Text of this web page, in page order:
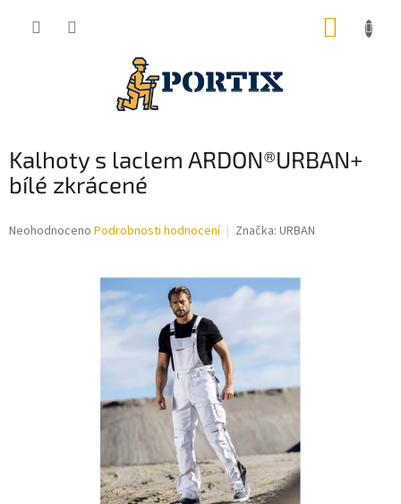
Kalhoty s laclem ARDON®URBAN+
bílé zkrácené
Průměrné
Neohodnoceno Podrobnosti hodnocení Značka: URBAN